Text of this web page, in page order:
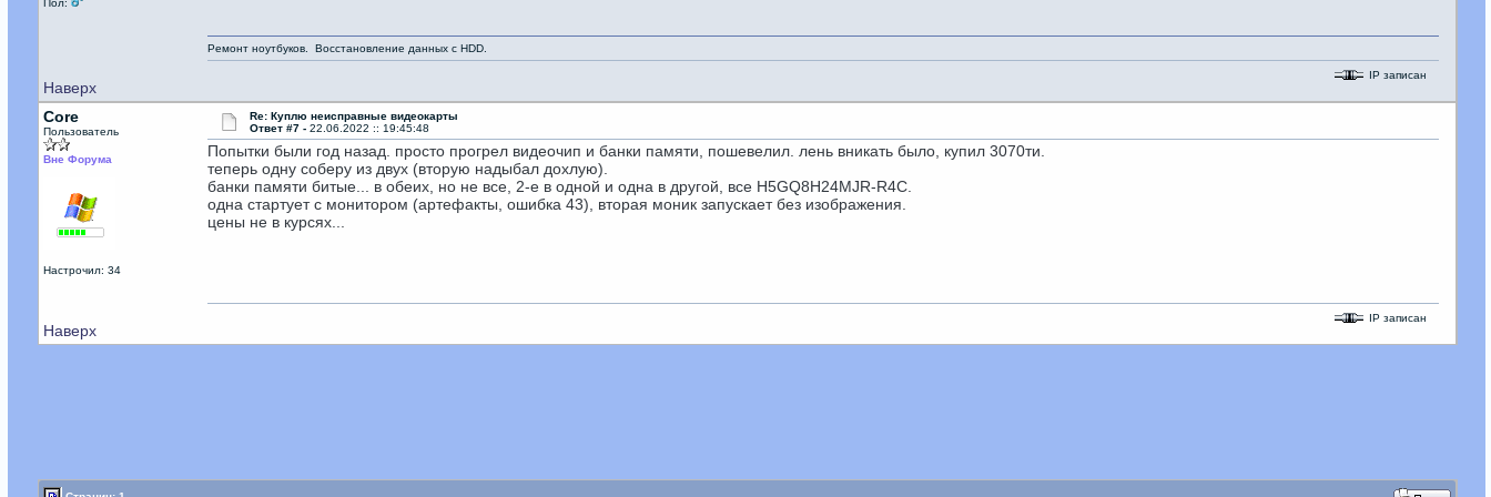
Пол:
Наверх
Ремонт ноутбуков. Восстановление данных с HDD.
IP записан
Core
Пользователь
Вне Форума
Настрочил: 34
Re: Куплю неисправные видеокарты
Ответ #7 - 22.06.2022 :: 19:45:48
Попытки были год назад. просто прогрел видеочип и банки памяти, пошевелил. лень вникать было, купил 3070ти.
теперь одну соберу из двух (вторую надыбал дохлую).
банки памяти битые... в обеих, но не все, 2-е в одной и одна в другой, все H5GQ8H24MJR-R4C.
одна стартует с монитором (артефакты, ошибка 43), вторая моник запускает без изображения.
цены не в курсях...
Наверх
IP записан